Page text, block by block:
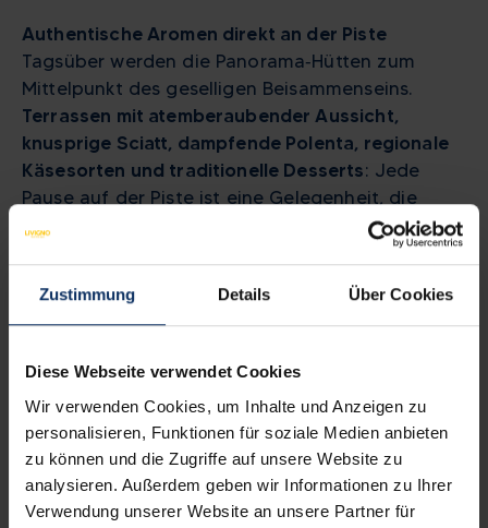
Zustimmung Details Über Cookies
Diese Webseite verwendet Cookies
Wir verwenden Cookies, um Inhalte und Anzeigen zu
personalisieren, Funktionen für soziale Medien anbieten
zu können und die Zugriffe auf unsere Website zu
analysieren. Außerdem geben wir Informationen zu Ihrer
Verwendung unserer Website an unsere Partner für
Authentische Aromen direkt an der Piste
Tagsüber werden die Panorama‑Hütten zum
Mittelpunkt des geselligen Beisammenseins.
Terrassen mit atemberaubender Aussicht,
knusprige Sciatt, dampfende Polenta, regionale
Käsesorten und traditionelle Desserts: Jede
Pause auf der Piste ist eine Gelegenheit, die
alpine Küche zu genießen und einen Moment der
Entspannung zu erleben. Hier treffen Geschmack
sportliche Erlebnis vollkommen.
Viele Erlebnisse, für jeden
Geschmack